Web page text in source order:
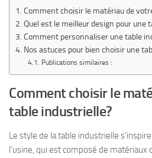
Comment choisir le matériau de
Quel est le meilleur design pour une
Comment personnaliser une table
Nos astuces pour bien choisir une
Publications similaires :
Comment choisir le
table industrielle?
Le style de la table industrielle
l’usine, qui est composé de matériaux